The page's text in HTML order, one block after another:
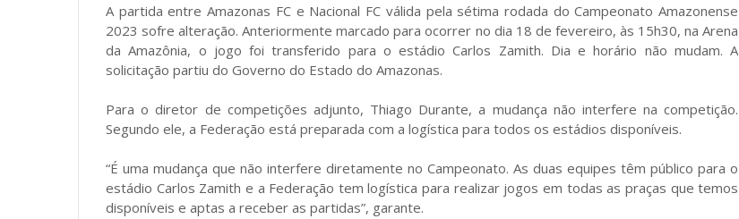
A partida entre Amazonas FC e Nacional FC válida pela sétima rodada do Campeonato Amazonense
2023 sofre alteração. Anteriormente marcado para ocorrer no dia 18 de fevereiro, às 15h30, na Arena
da Amazônia, o jogo foi transferido para o estádio Carlos Zamith. Dia e horário não mudam. A
solicitação partiu do Governo do Estado do Amazonas.
Para o diretor de competições adjunto, Thiago Durante, a mudança não interfere na competição.
Segundo ele, a Federação está preparada com a logística para todos os estádios disponíveis.
“É uma mudança que não interfere diretamente no Campeonato. As duas equipes têm público para o
estádio Carlos Zamith e a Federação tem logística para realizar jogos em todas as praças que temos
disponíveis e aptas a receber as partidas”, garante.